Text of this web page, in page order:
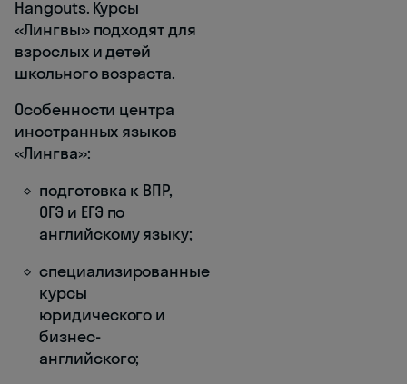
Hangouts. Курсы
«Лингвы» подходят для
взрослых и детей
школьного возраста.
Особенности центра
иностранных языков
«Лингва»:
подготовка к ВПР,
ОГЭ и ЕГЭ по
английскому языку;
специализированные
курсы
юридического и
бизнес-
английского;